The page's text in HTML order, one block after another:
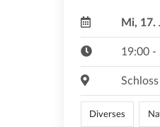
Mi, 17.
19:00 -
Diverses